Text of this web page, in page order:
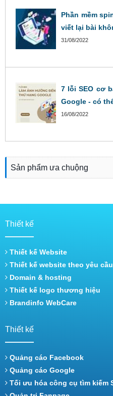
Phần mềm
viết lại bài
31/08/2022
7 lỗi SEO cơ
Google - có
16/08/2022
Sản phẩm ưa chuộng
Thiết kế
Thiết kế Website
Thiết kế website theo yêu cầu
Domain & hosting
Thiết kế logo thương hiệu
Brandinfo WebCare
Thiết kế
Quảng cáo Facebook
Quảng cáo Google
Tối ưu hóa công cụ tìm kiếm